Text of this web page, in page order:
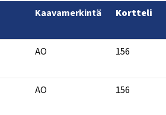
Kaavamerkintä Kortteli
AO 156
AO 156